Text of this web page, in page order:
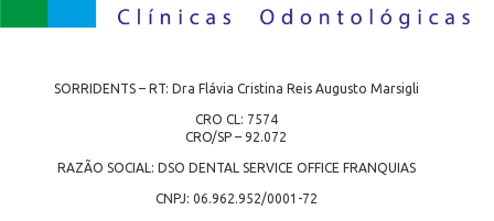
SORRIDENTS – RT: Dra Flávia Cristina Reis Augusto Marsigli
CRO CL: 7574
CRO/SP – 92.072
RAZÃO SOCIAL: DSO DENTAL SERVICE OFFICE FRANQUIAS
CNPJ: 06.962.952/0001-72